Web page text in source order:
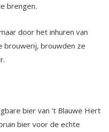
brengen.
door het inhuren van
brouwerij, brouwden ze
bier van 't Blauwe Hert
bier voor de echte